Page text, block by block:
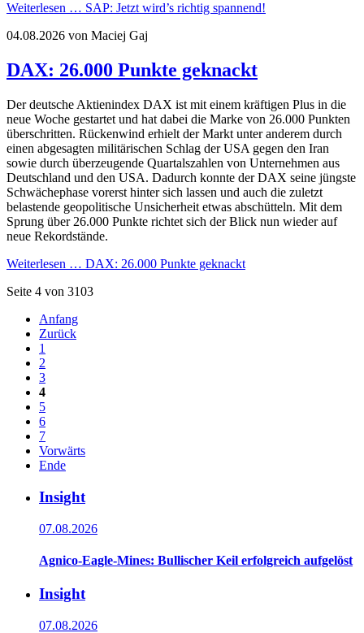
Weiterlesen … SAP: Jetzt wird’s richtig spannend!
04.08.2026 von Maciej Gaj
DAX: 26.000 Punkte geknackt
Der deutsche Aktienindex DAX ist mit einem kräftigen Plus in die
neue Woche gestartet und hat dabei die Marke von 26.000 Punkten
überschritten. Rückenwind erhielt der Markt unter anderem durch
einen abgesagten militärischen Schlag der USA gegen den Iran
sowie durch überzeugende Quartalszahlen von Unternehmen aus
Deutschland und den USA. Dadurch konnte der DAX seine jüngste
Schwächephase vorerst hinter sich lassen und auch die zuletzt
belastende geopolitische Unsicherheit etwas abschütteln. Mit dem
Sprung über 26.000 Punkte richtet sich der Blick nun wieder auf
neue Rekordstände.
Weiterlesen … DAX: 26.000 Punkte geknackt
Seite 4 von 3103
Anfang
Zurück
1
2
3
4
5
6
7
Vorwärts
Ende
Insight
07.08.2026
Agnico-Eagle-Mines: Bullischer Keil erfolgreich aufgelöst
Insight
07.08.2026